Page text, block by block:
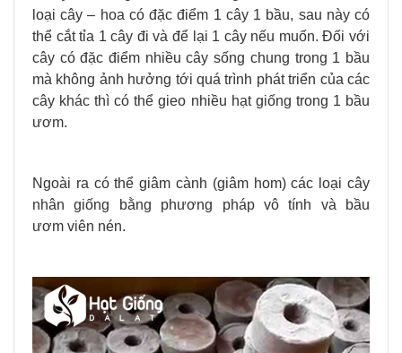
loại cây – hoa có đặc điểm 1 cây 1 bầu, sau này có
thể cắt tỉa 1 cây đi và để lại 1 cây nếu muốn. Đối với
cây có đặc điểm nhiều cây sống chung trong 1 bầu
mà không ảnh hưởng tới quá trình phát triển của các
cây khác thì có thể gieo nhiều hạt giống trong 1 bầu
ươm.
Ngoài ra có thể giâm cành (giâm hom) các loại cây
nhân giống bằng phương pháp vô tính và bầu
ươm viên nén.